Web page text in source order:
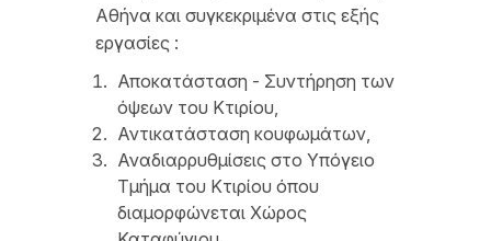
Αθήνα και συγκεκριμένα στις εξής
εργασίες :
Αποκατάσταση - Συντήρηση των
όψεων του Κτιρίου,
Αντικατάσταση κουφωμάτων,
Αναδιαρρυθμίσεις στο Υπόγειο
Τμήμα του Κτιρίου όπου
διαμορφώνεται Χώρος